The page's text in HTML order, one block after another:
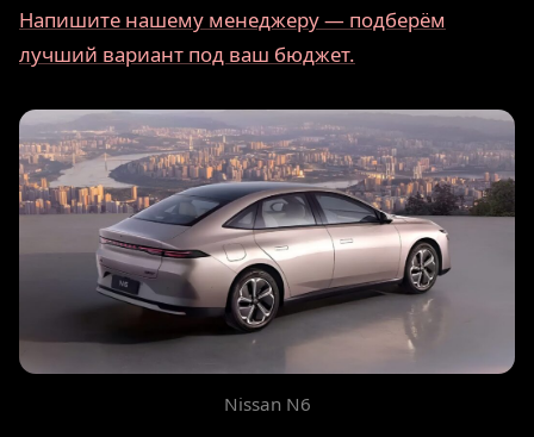
Напишите нашему менеджеру — подберём
лучший вариант под ваш бюджет.
Nissan N6